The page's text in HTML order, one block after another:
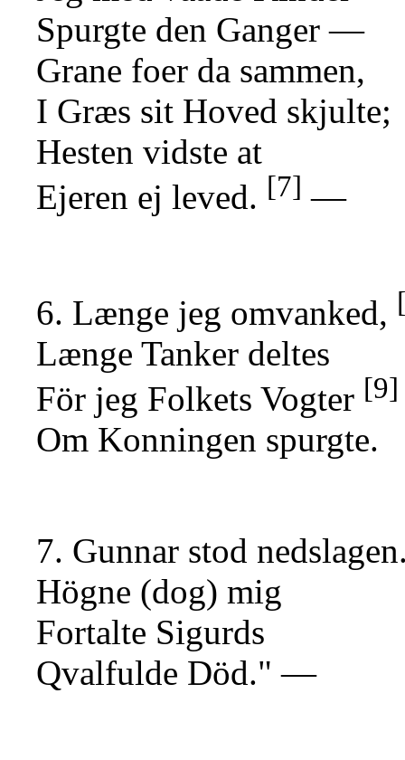
Spurgte den Ganger —
Grane foer da sammen,
I Græs sit Hoved skjulte;
Hesten vidste at
Ejeren ej leved. [7] —
6. Længe jeg omvanked,
Længe Tanker deltes
För jeg Folkets Vogter [9]
Om Konningen spurgte.
7. Gunnar stod
Högne (dog) mig
Fortalte Sigurds
Qvalfulde Död." —